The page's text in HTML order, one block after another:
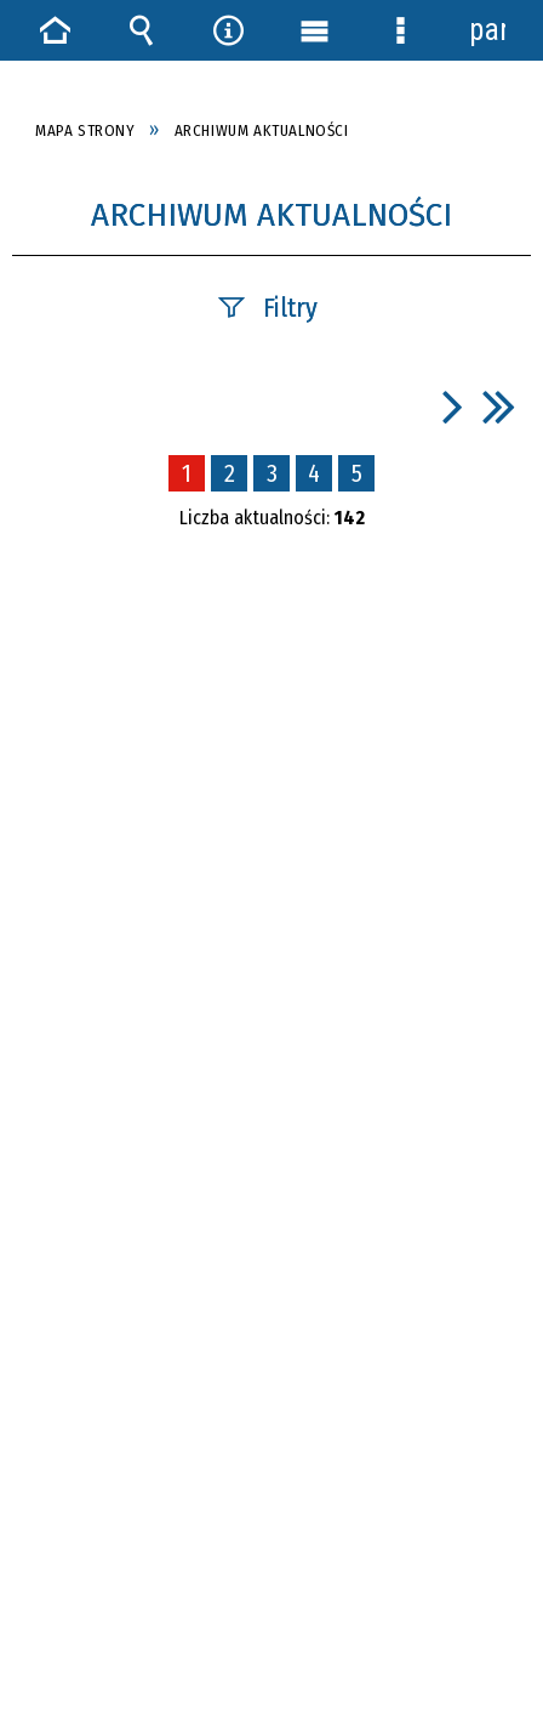
MAPA STRONY ARCHIWUM AKTUALNOŚCI
ARCHIWUM AKTUALNOŚCI
Filtry
Data publikacji
—
1 2 3 4 5
Liczba aktualności: 142
StronaWyszukiwarka
Narzędzia
Menu Menu
panel